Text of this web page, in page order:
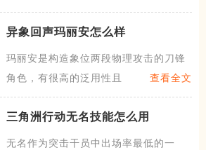
异象回声玛丽安怎么样
玛丽安是构造象位两段物理攻击的刀锋
角色，有很高的泛用性且伤害
查看全文
三角洲行动无名技能怎么用
无名作为突击干员中出场率最低的一